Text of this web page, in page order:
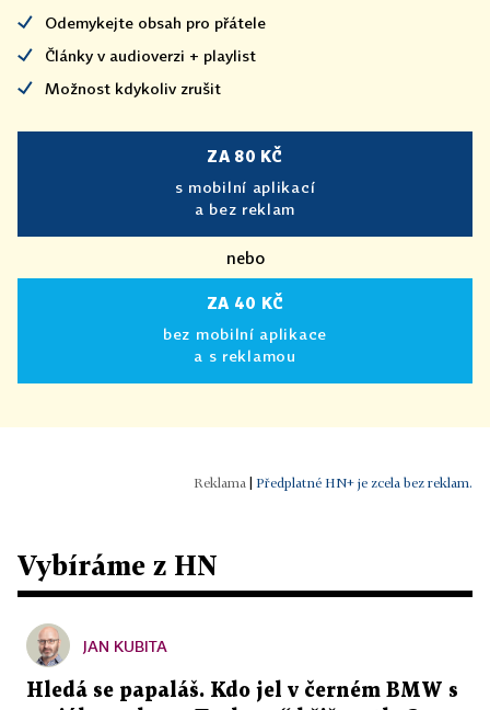
Odemykejte obsah pro přátele
Články v audioverzi + playlist
Možnost kdykoliv zrušit
ZA 80 KČ
s mobilní aplikací
a bez reklam
nebo
ZA 40 KČ
bez mobilní aplikace
a s reklamou
Předplatné HN+ je zcela bez reklam.
Vybíráme z HN
JAN KUBITA
Hledá se papaláš. Kdo jel v černém BMW s